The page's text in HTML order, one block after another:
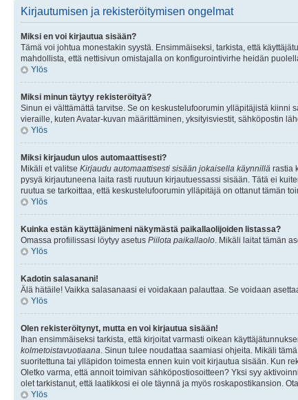
Kirjautumisen ja rekisteröitymisen ongelmat
Miksi en voi kirjautua sisään?
Tämä voi johtua monestakin syystä. Ensimmäiseksi, tarkista, että
mahdollista, että nettisivun omistajalla on konfigurointivirhe heidän
Ylös
Miksi minun täytyy rekisteröityä?
Sinun ei välttämättä tarvitse. Se on keskustelufoorumin ylläpitäjistä kiinni
vieraille, kuten Avatar-kuvan määrittäminen, yksityisviestit, sähköpostin
Ylös
Miksi kirjaudun ulos automaattisesti?
Mikäli et valitse Kirjaudu automaattisesti sisään jokaisella käynnillä rastia
pysyä kirjautuneena laita rasti ruutuun kirjautuessassi sisään. Tätä ei
ruutua se tarkoittaa, että keskustelufoorumin ylläpitäjä on ottanut tämän
Ylös
Kuinka estän käyttäjänimeni näkymästä paikallaolijoiden listassa?
Omassa profiilissasi löytyy asetus Piilota paikallaolo . Mikäli laitat tämän
Ylös
Kadotin salasanani!
Älä hätäile! Vaikka salasanaasi ei voidakaan palauttaa. Se voidaan
Ylös
Olen rekisteröitynyt, mutta en voi kirjautua sisään!
Ihan ensimmäiseksi tarkista, että kirjoitat varmasti oikean
kolmetoistavuotiaana . Sinun tulee noudattaa saamiasi ohjeita. Mikäli
suoritettuna tai ylläpidon toimesta ennen kuin voit kirjautua sisään. Kun
Oletko varma, että annoit toimivan sähköpostiosoitteen? Yksi syy
olet tarkistanut, että laatikkosi ei ole täynnä ja myös roskapostikansion.
Ylös